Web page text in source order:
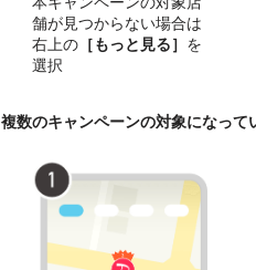
舗が見つからない場合は
右上の ［もっと見る］ を
選択
複数のキャンペーンの対象になって